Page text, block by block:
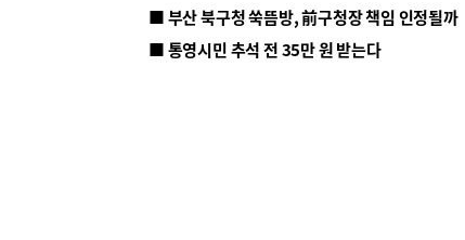
■ 부산 북구청 쑥뜸방, 前구청장 책임 인정될까
■ 통영시민 추석 전 35만 원 받는다